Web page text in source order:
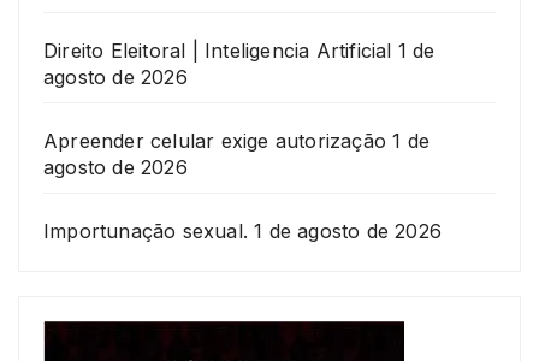
Direito Eleitoral | Inteligencia Artificial 1 de
agosto de 2026
Apreender celular exige autorização 1 de
agosto de 2026
Importunação sexual. 1 de agosto de 2026